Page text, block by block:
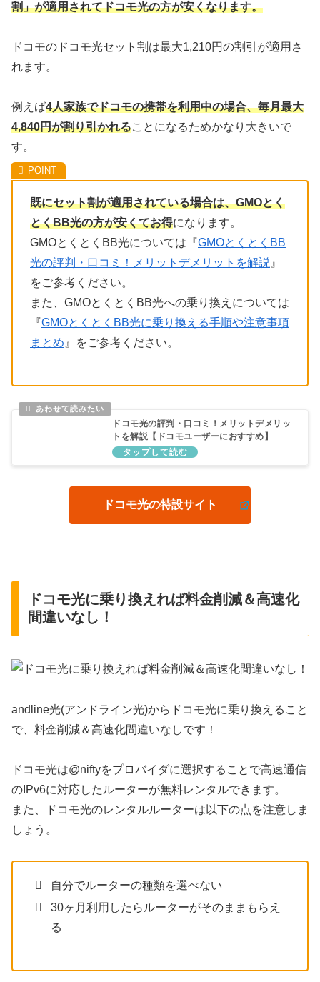
割」が適用されてドコモ光の方が安くなります。
ドコモのドコモ光セット割は最大1,210円の割引が適用さ
れます。
例えば4人家族でドコモの携帯を利用中の場合、毎月最大
4,840円が割り引かれることになるためかなり大きいで
す。
既にセット割が適用されている場合は、GMOとく
とくBB光の方が安くてお得になります。
GMOとくとくBB光については『GMOとくとくBB
光の評判・口コミ！メリットデメリットを解説 』
をご参考ください。
また、GMOとくとくBB光への乗り換えについては
『GMOとくとくBB光に乗り換える手順や注意事項
まとめ 』をご参考ください。
ドコモ光の評判・口コミ！メリットデメリッ
トを解説【ドコモユーザーにおすすめ】
ドコモ光の特設サイト
ドコモ光に乗り換えれば料金削減＆高速化
間違いなし！
andline光(アンドライン光)からドコモ光に乗り換えること
で、料金削減＆高速化間違いなしです！
ドコモ光は@niftyをプロバイダに選択することで高速通信
のIPv6に対応したルーターが無料レンタルできます。
また、ドコモ光のレンタルルーターは以下の点を注意しま
しょう。
自分でルーターの種類を選べない
30ヶ月利用したらルーターがそのままもらえ
る